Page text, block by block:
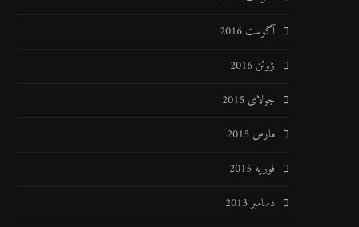
آگوست 2016
ژوئن 2016
جولای 2015
مارس 2015
فوریه 2015
دسامبر 2013